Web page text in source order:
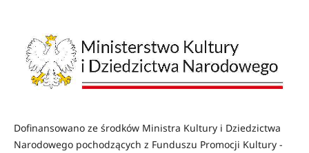
Dofinansowano ze środków Ministra Kultury i Dziedzictwa
Narodowego pochodzących z Funduszu Promocji Kultury -